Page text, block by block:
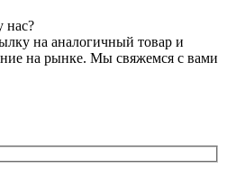
нас?
на аналогичный товар и
на рынке. Мы свяжемся с вами